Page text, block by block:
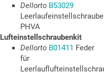
Dellorto B53029
PHVA
Lufteinstellschraubenkit
Dellorto B01411 Feder
für